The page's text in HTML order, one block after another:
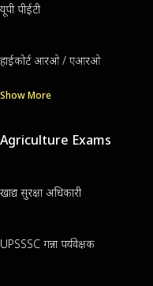
यूपी पीईटी
हाईकोर्ट आरओ / एआरओ
Show More
Agriculture Exams
खाद्य सुरक्षा अधिकारी
UPSSSC गन्ना पर्यवेक्षक